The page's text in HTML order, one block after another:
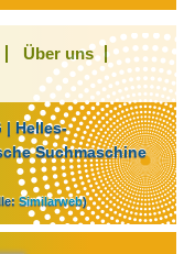
Über uns
| Helles-
Suchmaschine
Similarweb)